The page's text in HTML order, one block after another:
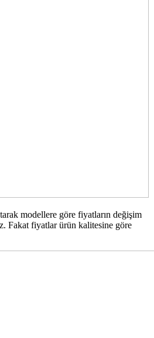
modellere göre fiyatların değişim
Fakat fiyatlar ürün kalitesine göre